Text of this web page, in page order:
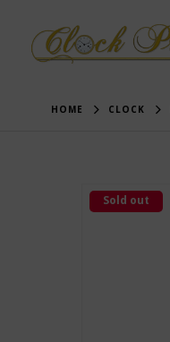
HOME CLOCK
Sold out